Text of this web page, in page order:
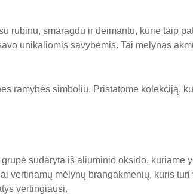
rubinu, smaragdu ir deimantu, kurie taip
unikaliomis savybėmis. Tai mėlynas
ramybės simboliu. Pristatome kolekciją,
sudaryta iš aliuminio oksido,
vertinamų mėlynų brangakmenių, kuris
vertingiausi.